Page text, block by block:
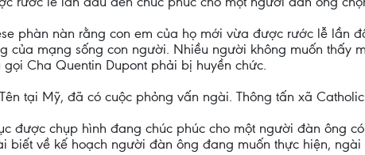
phàn nàn rằng con em của họ mới vừa được rước lễ lần
của mạng sống con người. Nhiều người không muốn thấy
Cha Quentin Dupont phải bị huyền chức.
tại Mỹ, đã có cuộc phỏng vấn ngài. Thông tấn xã
được chụp hình đang chúc phúc cho một người đàn ông
về kế hoạch người đàn ông đang muốn thực hiện, ngài